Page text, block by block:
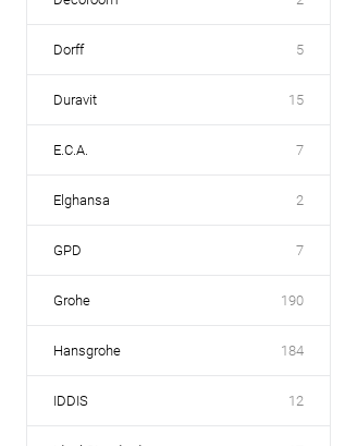
Dorff 5
Duravit 15
E.C.A. 7
Elghansa 2
GPD 7
Grohe 190
Hansgrohe 184
IDDIS 12